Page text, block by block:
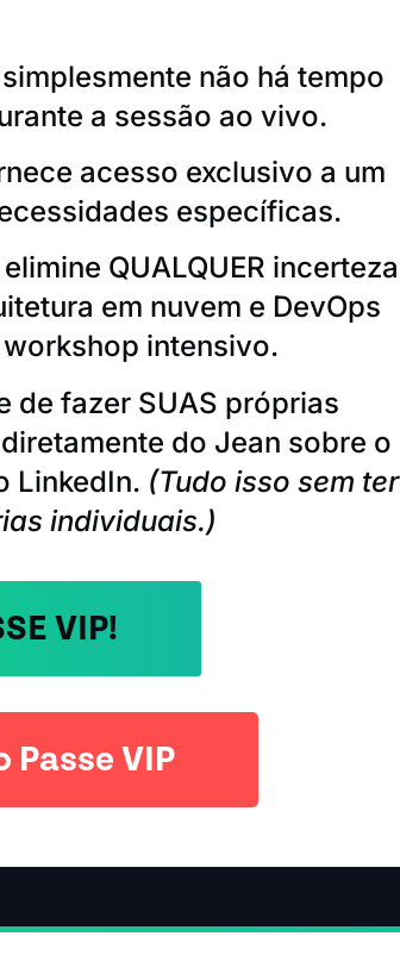
não há tempo
a sessão ao vivo.
acesso exclusivo a um
específicas.
QUALQUER incerteza
em nuvem e DevOps
intensivo.
de fazer SUAS próprias
do Jean sobre o
LinkedIn. (Tudo isso sem ter
individuais.)
VIP!
Passe VIP